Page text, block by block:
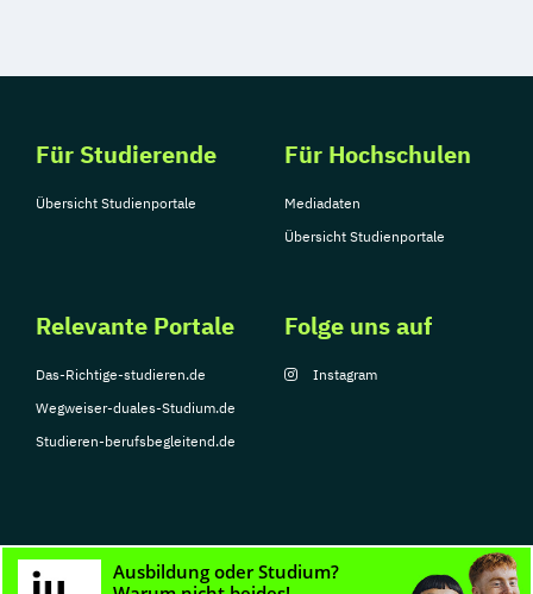
Für Studierende
Übersicht Studienportale
Für Hochschulen
Mediadaten
Übersicht Studienportale
Relevante Portale
Das-Richtige-studieren.de
Wegweiser-duales-Studium.de
Studieren-berufsbegleitend.de
Folge uns auf
Instagram